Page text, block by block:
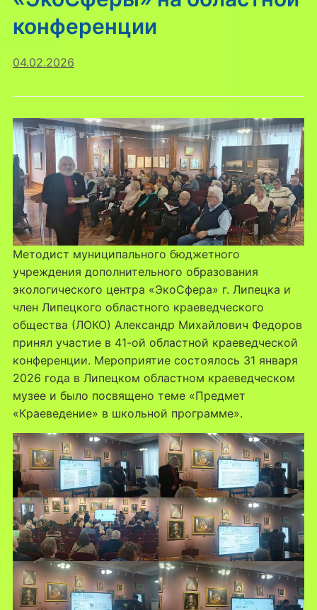
конференции
04.02.2026
Методист муниципального бюджетного
учреждения дополнительного образования
экологического центра «ЭкоСфера» г. Липецка и
член Липецкого областного краеведческого
общества (ЛОКО) Александр Михайлович Федоров
принял участие в 41-ой областной краеведческой
конференции. Мероприятие состоялось 31 января
2026 года в Липецком областном краеведческом
музее и было посвящено теме «Предмет
«Краеведение» в школьной программе».